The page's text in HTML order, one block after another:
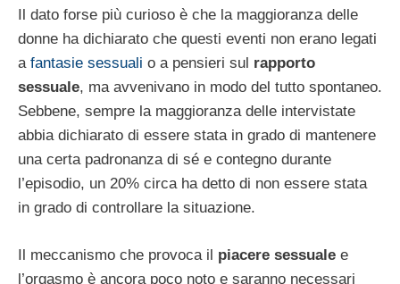
Il dato forse più curioso è che la maggioranza delle
donne ha dichiarato che questi eventi non erano legati
a fantasie sessuali o a pensieri sul rapporto
sessuale, ma avvenivano in modo del tutto spontaneo.
Sebbene, sempre la maggioranza delle intervistate
abbia dichiarato di essere stata in grado di mantenere
una certa padronanza di sé e contegno durante
l’episodio, un 20% circa ha detto di non essere stata
in grado di controllare la situazione.
Il meccanismo che provoca il piacere sessuale e
l’orgasmo è ancora poco noto e saranno necessari